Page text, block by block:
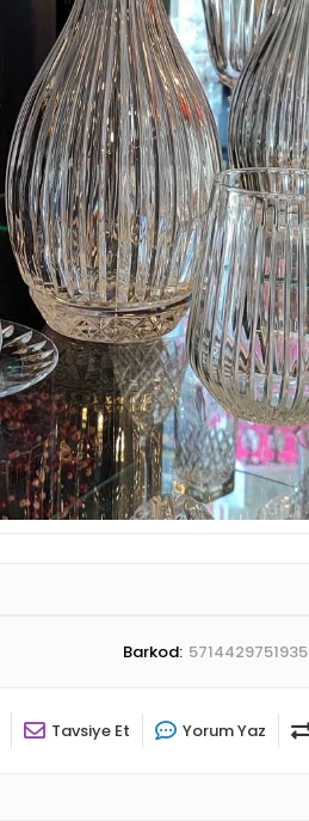
Barkod: 5714429751935
Tavsiye Et Yorum Yaz